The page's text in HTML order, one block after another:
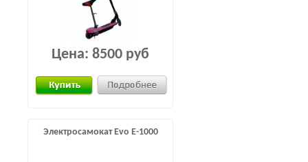
Цена: 8500 руб
Электросамокат Evo E-1000